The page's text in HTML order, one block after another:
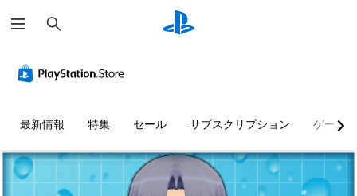
索
最新情報 特集 セール サブスクリプション ゲーム